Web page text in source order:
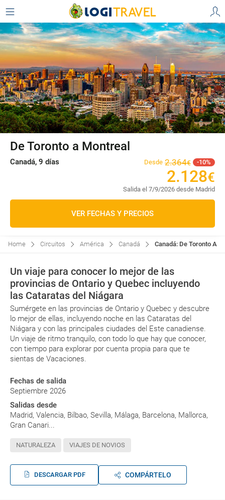
De Toronto a Montreal
Canadá, 9 días Desde 2.364€ 10
2.128€
Salida el 7/9/2026 desde Madrid
VER FECHAS Y PRECIOS
Home Circuitos América Canadá Canadá: De Toronto A
Un viaje para conocer lo mejor de las
provincias de Ontario y Quebec incluyendo
las Cataratas del Niágara
Sumérgete en las provincias de Ontario y Quebec y descubre
lo mejor de ellas, incluyendo noche en las Cataratas del
Niágara y con las principales ciudades del Este canadiense.
Un viaje de ritmo tranquilo, con todo lo que hay que conocer,
con tiempo para explorar por cuenta propia para que te
sientas de Vacaciones.
Fechas de salida
Septiembre 2026
Salidas desde
Madrid, Valencia, Bilbao, Sevilla, Málaga, Barcelona, Mallorca,
Gran Canari...
NATURALEZA VIAJES DE NOVIOS
DESCARGAR PDF COMPÁRTELO